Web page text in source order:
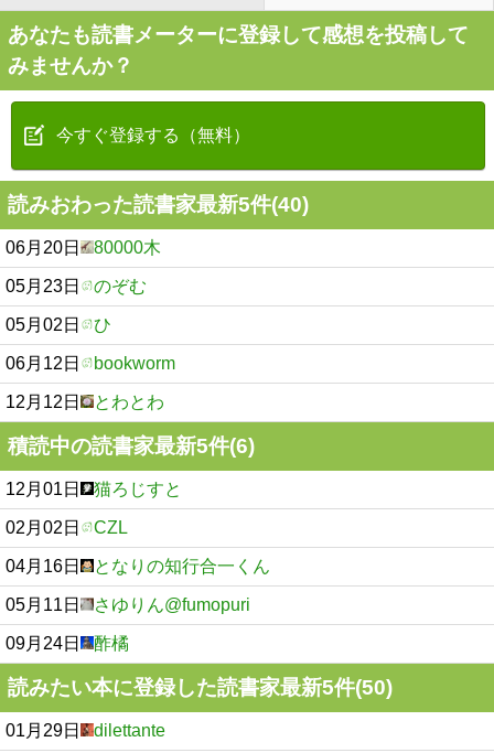
あなたも読書メーターに登録して感想を投稿して
みませんか？
今すぐ登録する（無料）
読みおわった読書家最新5件(40)
06月20日 80000木
05月23日 のぞむ
05月02日 ひ
06月12日 bookworm
12月12日 とわとわ
積読中の読書家最新5件(6)
12月01日 猫ろじすと
02月02日 CZL
04月16日 となりの知行合一くん
05月11日 さゆりん@fumopuri
09月24日 酢橘
読みたい本に登録した読書家最新5件(50)
01月29日 dilettante